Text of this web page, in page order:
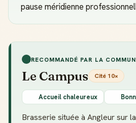
pause méridienne
RECOMMANDÉ PAR LA
Le Campus Cité 10×
Accueil chaleureux
Brasserie située à Angleur sur